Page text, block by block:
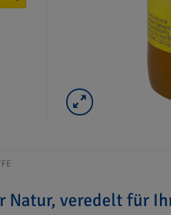
Natur, veredelt für